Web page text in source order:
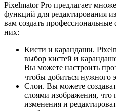
Pixelmator Pro предлагает
функций для редактирования
вам создать
них:
Кисти и карандаши.
выбор кистей и
Вы можете настроить
чтобы добиться нужного
Слои. Вы можете
слоями изображения, что
изменения и